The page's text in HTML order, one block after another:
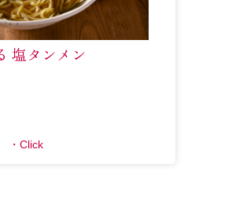
塩タンメン
Click